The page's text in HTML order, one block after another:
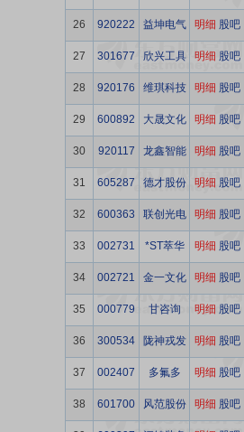
26
920222 益坤电气 明细 股吧
27
301677 欣兴工具 明细 股吧
28
920176 维琪科技 明细 股吧
29
600892 大晟文化 明细 股吧
30
920117 龙鑫智能 明细 股吧
31
605287 德才股份 明细 股吧
32
600363 联创光电 明细 股吧
33
002731 *ST萃华 明细 股吧
34
002721 金一文化 明细 股吧
35
000779 甘咨询 明细 股吧
36
300534 陇神戎发 明细 股吧
37
002407 多氟多 明细 股吧
38
601700 风范股份 明细 股吧